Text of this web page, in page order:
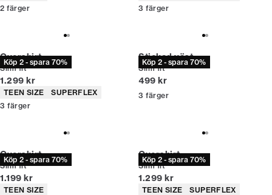
2 färger
3 färger
Köp 2 - spara 70%
Overshirt
Slim fit
Nuvarande pris
1.299 kr
Produktattribut
TEEN SIZE
SUPERFLEX
3 färger
Köp 2 - spara 70%
Stickad väst
Slim fit
Nuvarande pris
499 kr
3 färger
Köp 2 - spara 70%
Overshirt
Slim fit
Nuvarande pris
1.199 kr
Produktattribut
TEEN SIZE
Köp 2 - spara 70%
Overshirt
Slim fit
Nuvarande pris
1.299 kr
Produktattribut
TEEN SIZE
SUPERFLEX